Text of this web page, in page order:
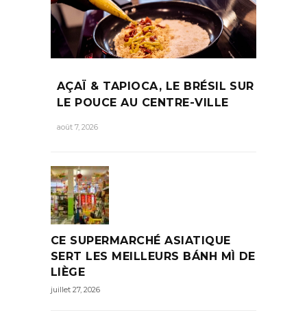
AÇAÏ & TAPIOCA, LE BRÉSIL SUR
LE POUCE AU CENTRE-VILLE
août 7, 2026
CE SUPERMARCHÉ ASIATIQUE
SERT LES MEILLEURS BÁNH MÌ DE
LIÈGE
juillet 27, 2026